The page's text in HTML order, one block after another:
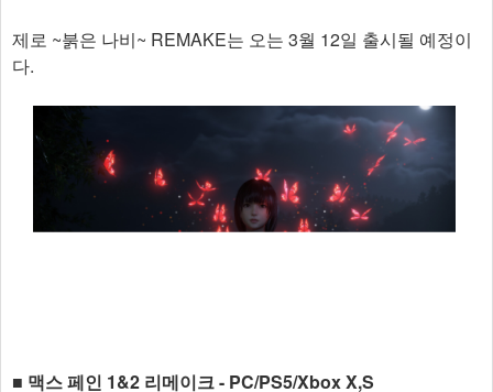
제로 ~붉은 나비~ REMAKE는 오는 3월 12일 출시될 예정이
다.
■ 맥스 페인 1&2 리메이크 - PC/PS5/Xbox X,S